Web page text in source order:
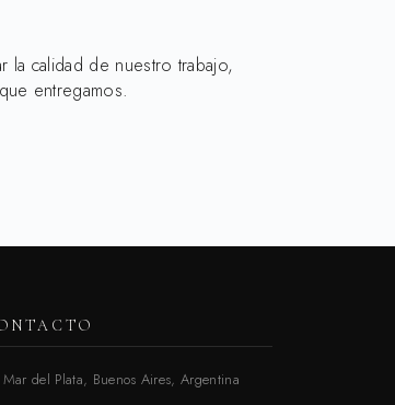
la calidad de nuestro trabajo,
entregamos.
Mar del Plata, Buenos Aires, Argentina